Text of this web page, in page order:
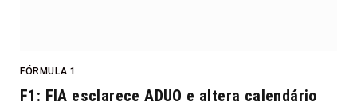
FÓRMULA 1
F1: FIA esclarece ADUO e altera calendário